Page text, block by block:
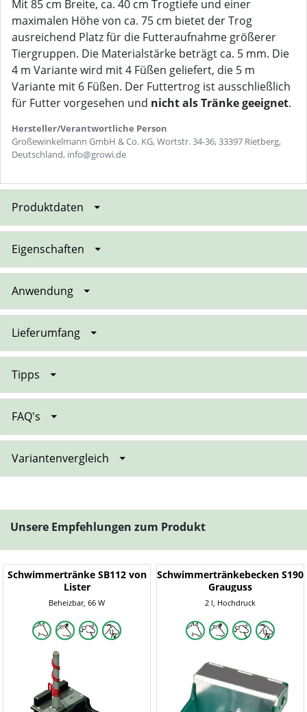
Mit 85 cm Breite, ca. 40 cm Trogtiefe und einer
maximalen Höhe von ca. 75 cm bietet der Trog
ausreichend Platz für die Futteraufnahme größerer
Tiergruppen. Die Materialstärke beträgt ca. 5 mm. Die
4 m Variante wird mit 4 Füßen geliefert, die 5 m
Variante mit 6 Füßen. Der Futtertrog ist ausschließlich
für Futter vorgesehen und nicht als Tränke geeignet.
Hersteller/Verantwortliche Person
Großewinkelmann GmbH & Co. KG, Wortstr. 34-36, 33397 Rietberg,
Deutschland, info@growi.de
Produktdaten
Eigenschaften
Anwendung
Lieferumfang
Tipps
FAQ's
Variantenvergleich
Unsere Empfehlungen zum Produkt
Schwimmertränke SB112 von
Lister
Beheizbar, 66 W
Schwimmertränkebecken S190
Grauguss
2 l, Hochdruck